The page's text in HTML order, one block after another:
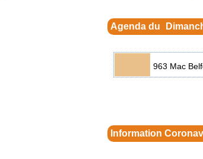
Agenda du
963 Mac
Information